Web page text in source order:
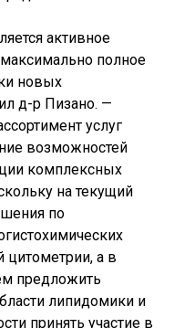
активное
полное
новых
д-р Пизано. —
услуг
возможностей
комплексных
на текущий
по
цитометрии, а в
предложить
липидомики и
принять участие в